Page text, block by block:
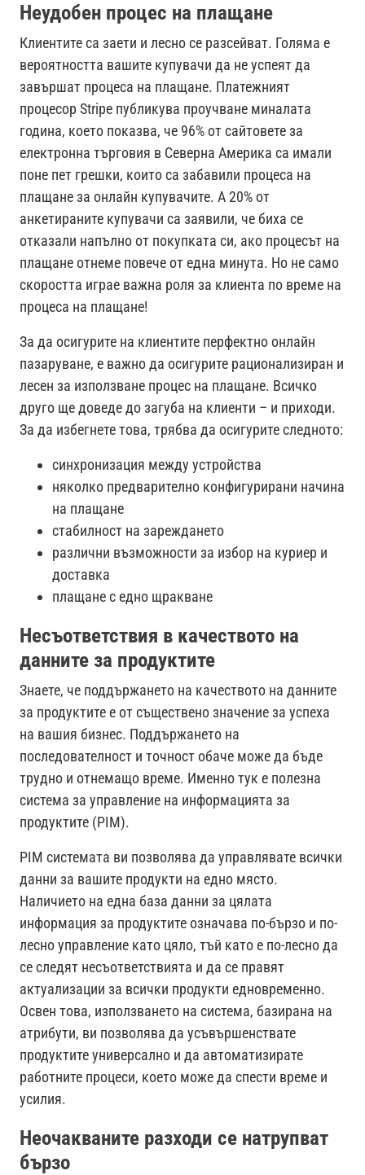
Неудобен процес на плащане
Клиентите са заети и лесно се разсейват. Голяма е
вероятността вашите купувачи да не успеят да
завършат процеса на плащане. Платежният
процесор Stripe публикува проучване миналата
година, което показва, че 96% от сайтовете за
електронна търговия в Северна Америка са имали
поне пет грешки, които са забавили процеса на
плащане за онлайн купувачите. А 20% от
анкетираните купувачи са заявили, че биха се
отказали напълно от покупката си, ако процесът на
плащане отнеме повече от една минута. Но не само
скоростта играе важна роля за клиента по време на
процеса на плащане!
За да осигурите на клиентите перфектно онлайн
пазаруване, е важно да осигурите рационализиран и
лесен за използване процес на плащане. Всичко
друго ще доведе до загуба на клиенти – и приходи.
За да избегнете това, трябва да осигурите следното:
синхронизация между устройства
няколко предварително конфигурирани начина
на плащане
стабилност на зареждането
различни възможности за избор на куриер и
доставка
плащане с едно щракване
Несъответствия в качеството на
данните за продуктите
Знаете, че поддържането на качеството на данните
за продуктите е от съществено значение за успеха
на вашия бизнес. Поддържането на
последователност и точност обаче може да бъде
трудно и отнемащо време. Именно тук е полезна
система за управление на информацията за
продуктите (PIM).
PIM системата ви позволява да управлявате всички
данни за вашите продукти на едно място.
Наличието на една база данни за цялата
информация за продуктите означава по-бързо и по-
лесно управление като цяло, тъй като е по-лесно да
се следят несъответствията и да се правят
актуализации за всички продукти едновременно.
Освен това, използването на система, базирана на
атрибути, ви позволява да усъвършенствате
продуктите универсално и да автоматизирате
работните процеси, което може да спести време и
усилия.
Неочакваните разходи се натрупват
бързо